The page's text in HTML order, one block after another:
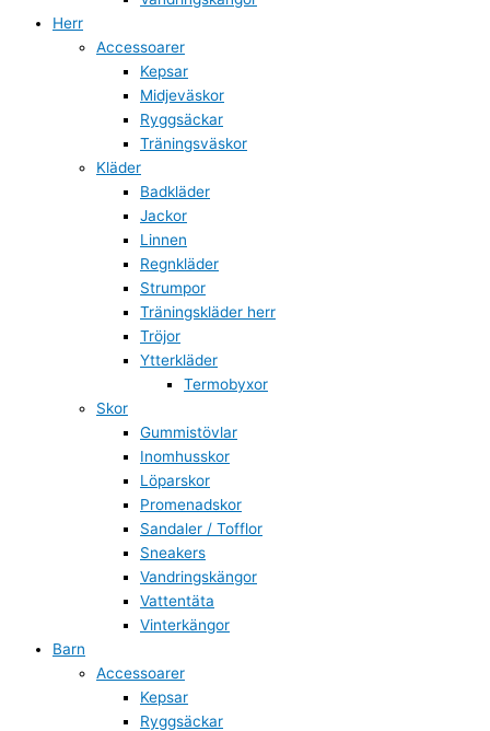
Herr
Accessoarer
Kepsar
Midjeväskor
Ryggsäckar
Träningsväskor
Kläder
Badkläder
Jackor
Linnen
Regnkläder
Strumpor
Träningskläder herr
Tröjor
Ytterkläder
Termobyxor
Skor
Gummistövlar
Inomhusskor
Löparskor
Promenadskor
Sandaler / Tofflor
Sneakers
Vandringskängor
Vattentäta
Vinterkängor
Barn
Accessoarer
Kepsar
Ryggsäckar